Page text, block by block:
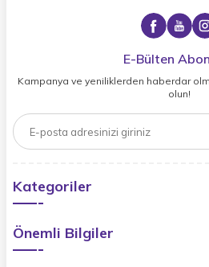
E-Bülten
Kampanya ve yeniliklerden haberdar
olun!
Kategoriler
Önemli Bilgiler